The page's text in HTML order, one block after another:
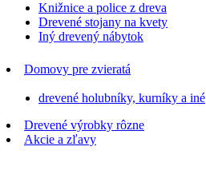
Knižnice a police z dreva
Drevené stojany na kvety
Iný drevený nábytok
Domovy pre zvieratá
drevené holubníky, kurníky a iné
Drevené výrobky rôzne
Akcie a zľavy